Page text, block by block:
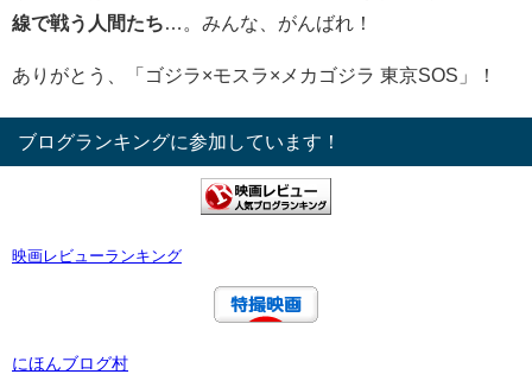
線で戦う人間たち …。みんな、がんばれ！
ありがとう、「ゴジラ×モスラ×メカゴジラ 東京SOS」！
ブログランキングに参加しています！
映画レビューランキング
にほんブログ村